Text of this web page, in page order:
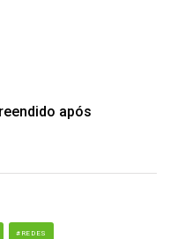
após
#REDES